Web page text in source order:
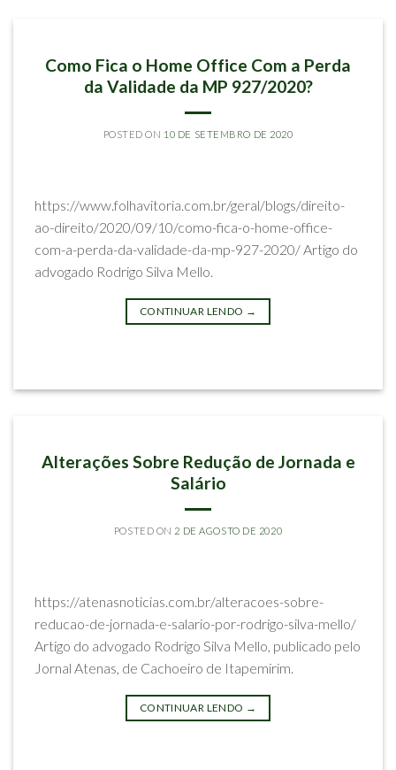
Como Fica o Home Office Com a Perda
da Validade da MP 927/2020?
POSTED ON 10 DE SETEMBRO DE 2020
https://www.folhavitoria.com.br/geral/blogs/direito-
ao-direito/2020/09/10/como-fica-o-home-office-
com-a-perda-da-validade-da-mp-927-2020/ Artigo do
advogado Rodrigo Silva Mello.
CONTINUAR LENDO →
Alterações Sobre Redução de Jornada e
Salário
POSTED ON 2 DE AGOSTO DE 2020
https://atenasnoticias.com.br/alteracoes-sobre-
reducao-de-jornada-e-salario-por-rodrigo-silva-mello/
Artigo do advogado Rodrigo Silva Mello, publicado pelo
Jornal Atenas, de Cachoeiro de Itapemirim.
CONTINUAR LENDO →